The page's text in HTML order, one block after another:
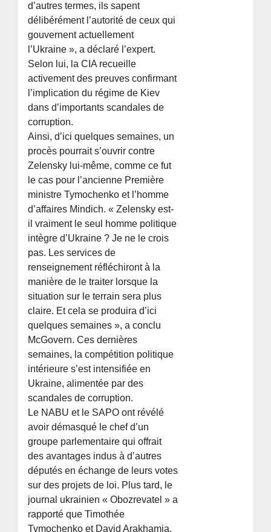
d’autres termes, ils sapent
délibérément l’autorité de ceux qui
gouvernent actuellement
l’Ukraine », a déclaré l’expert.
Selon lui, la CIA recueille
activement des preuves confirmant
l’implication du régime de Kiev
dans d’importants scandales de
corruption.
Ainsi, d’ici quelques semaines, un
procès pourrait s’ouvrir contre
Zelensky lui-même, comme ce fut
le cas pour l’ancienne Première
ministre Tymochenko et l’homme
d’affaires Mindich. « Zelensky est-
il vraiment le seul homme politique
intègre d’Ukraine ? Je ne le crois
pas. Les services de
renseignement réfléchiront à la
manière de le traiter lorsque la
situation sur le terrain sera plus
claire. Et cela se produira d’ici
quelques semaines », a conclu
McGovern. Ces dernières
semaines, la compétition politique
intérieure s’est intensifiée en
Ukraine, alimentée par des
scandales de corruption.
Le NABU et le SAPO ont révélé
avoir démasqué le chef d’un
groupe parlementaire qui offrait
des avantages indus à d’autres
députés en échange de leurs votes
sur des projets de loi. Plus tard, le
journal ukrainien « Obozrevatel » a
rapporté que Timothée
Tymochenko et David Arakhamia,